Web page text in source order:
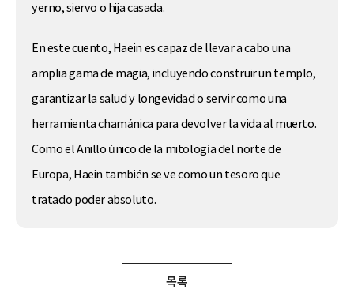
yerno, siervo o hija casada.
En este cuento, Haein es capaz de llevar a cabo una
amplia gama de magia, incluyendo construir un templo,
garantizar la salud y longevidad o servir como una
herramienta chamánica para devolver la vida al muerto.
Como el Anillo único de la mitología del norte de
Europa, Haein también se ve como un tesoro que
tratado poder absoluto.
목록